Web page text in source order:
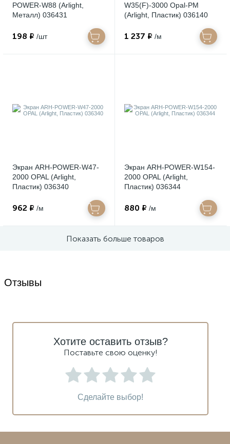
POWER-W88 (Arlight,
Металл) 036431
198 ₽ /шт
W35(F)-3000 Opal-PM
(Arlight, Пластик) 036140
1 237 ₽ /м
Экран ARH-POWER-W47-
2000 OPAL (Arlight,
Пластик) 036340
962 ₽ /м
Экран ARH-POWER-W154-
2000 OPAL (Arlight,
Пластик) 036344
880 ₽ /м
Показать больше товаров
Отзывы
Хотите оставить отзыв?
Поставьте свою оценку!
Сделайте выбор!